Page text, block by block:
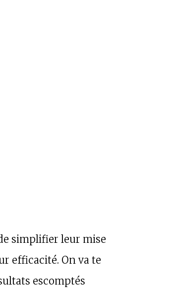
simplifier leur mise
efficacité. On va te
escomptés